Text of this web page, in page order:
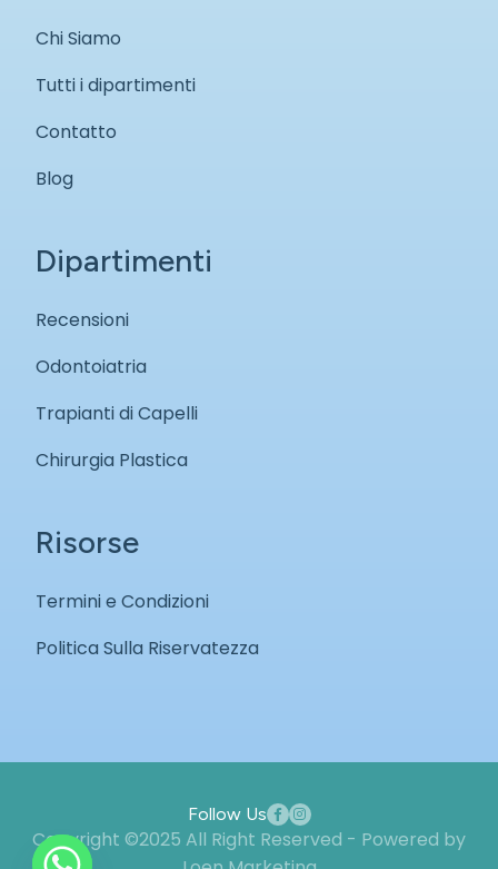
Chi Siamo
Tutti i dipartimenti
Contatto
Blog
Dipartimenti
Recensioni
Odontoiatria
Trapianti di Capelli
Chirurgia Plastica
Risorse
Termini e Condizioni
Politica Sulla Riservatezza
Follow Us
Copyright ©2025 All Right Reserved - Powered by